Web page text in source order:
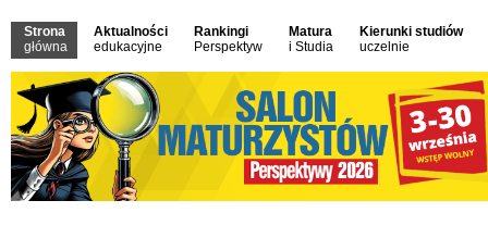
Strona
główna
Aktualności
edukacyjne
Rankingi
Perspektyw
Matura
i Studia
Kierunki studiów
uczelnie